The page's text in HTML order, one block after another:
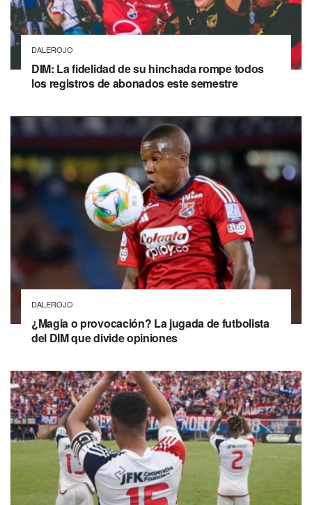
DALEROJO
DIM: La fidelidad de su hinchada rompe todos
los registros de abonados este semestre
DALEROJO
¿Magia o provocación? La jugada de futbolista
del DIM que divide opiniones